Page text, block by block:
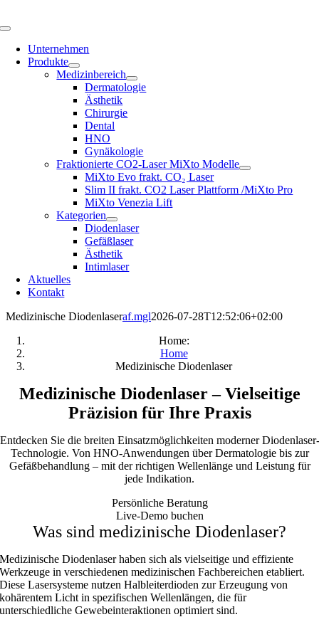
to
Toggle
NavigationUnternehmen
Produkte
Medizinbereich
Dermatologie
Ästhetik
Chirurgie
Dental
HNO
Gynäkologie
Fraktionierte CO2-Laser MiXto Modelle
MiXto Evo frakt. CO₂ Laser
Slim II frakt. CO2 Laser Plattform /MiXto Pro
MiXto Venezia Lift
Kategorien
Diodenlaser
Gefäßlaser
Ästhetik
Intimlaser
Aktuelles
Kontakt
Medizinische Diodenlaseraf.mgl2026-07-28T12:52:06+02:00
Home:
Home
Medizinische Diodenlaser
Medizinische Diodenlaser – Vielseitige
Präzision für Ihre Praxis
Entdecken Sie die breiten Einsatzmöglichkeiten moderner Diodenlaser-
Technologie. Von HNO-Anwendungen über Dermatologie bis zur
Gefäßbehandlung – mit der richtigen Wellenlänge und Leistung für
jede Indikation.
Persönliche Beratung
Live-Demo buchen
Was sind medizinische Diodenlaser?
Medizinische Diodenlaser haben sich als vielseitige und effiziente
Werkzeuge in verschiedenen medizinischen Fachbereichen etabliert.
Diese Lasersysteme nutzen Halbleiterdioden zur Erzeugung von
kohärentem Licht in spezifischen Wellenlängen, die für
unterschiedliche Gewebeinteraktionen optimiert sind.